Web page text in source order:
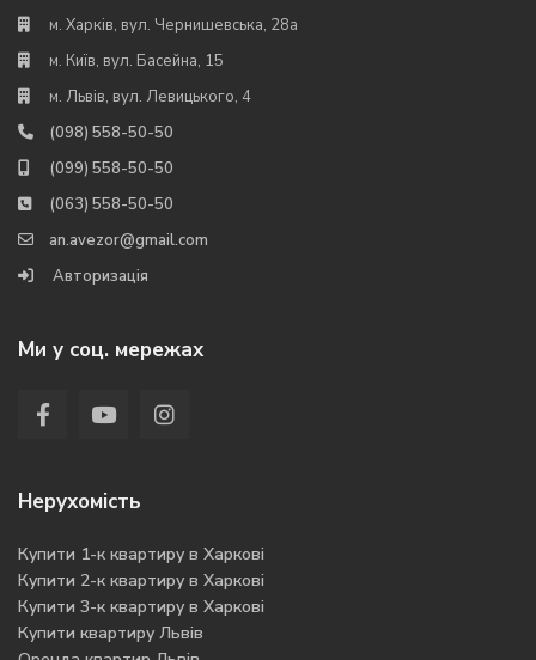
м. Харків, вул. Чернишевська, 28а
м. Київ, вул. Басейна, 15
м. Львів, вул. Левицького, 4
(098) 558-50-50
(099) 558-50-50
(063) 558-50-50
an.avezor@gmail.com
Авторизація
Ми у соц. мережах
Нерухомість
Купити 1-к квартиру в Харкові
Купити 2-к квартиру в Харкові
Купити 3-к квартиру в Харкові
Купити квартиру Львів